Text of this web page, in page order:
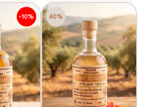
40%
-10%